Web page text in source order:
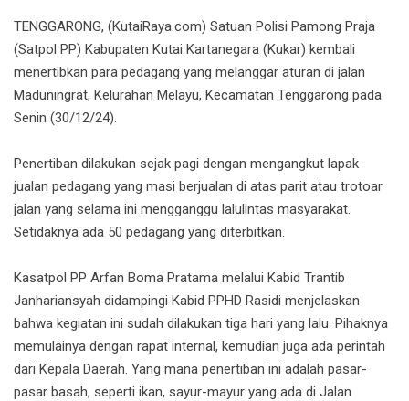
TENGGARONG, (KutaiRaya.com) Satuan Polisi Pamong Praja
(Satpol PP) Kabupaten Kutai Kartanegara (Kukar) kembali
menertibkan para pedagang yang melanggar aturan di jalan
Maduningrat, Kelurahan Melayu, Kecamatan Tenggarong pada
Senin (30/12/24).
Penertiban dilakukan sejak pagi dengan mengangkut lapak
jualan pedagang yang masi berjualan di atas parit atau trotoar
jalan yang selama ini mengganggu lalulintas masyarakat.
Setidaknya ada 50 pedagang yang diterbitkan.
Kasatpol PP Arfan Boma Pratama melalui Kabid Trantib
Janhariansyah didampingi Kabid PPHD Rasidi menjelaskan
bahwa kegiatan ini sudah dilakukan tiga hari yang lalu. Pihaknya
memulainya dengan rapat internal, kemudian juga ada perintah
dari Kepala Daerah. Yang mana penertiban ini adalah pasar-
pasar basah, seperti ikan, sayur-mayur yang ada di Jalan